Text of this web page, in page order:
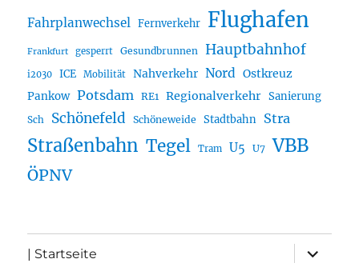
Fahrplanwechsel Fernverkehr Flughafen
Frankfurt gesperrt Gesundbrunnen Hauptbahnhof
i2030 ICE Mobilität Nahverkehr Nord Ostkreuz
Pankow Potsdam RE1 Regionalverkehr Sanierung
Sch Schönefeld Schöneweide Stadtbahn Stra
Straßenbahn Tegel Tram U5 U7 VBB
ÖPNV
| Startseite
öffnen